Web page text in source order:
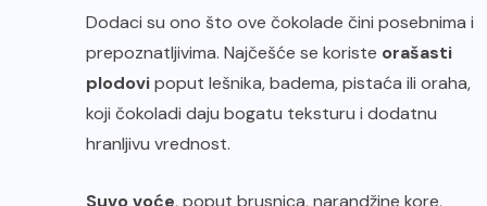
Dodaci su ono što ove čokolade čini posebnima i
prepoznatljivima. Najčešće se koriste orašasti
plodovipoput lešnika, badema, pistaća ili oraha,
koji čokoladi daju bogatu teksturu i dodatnu
hranljivu vrednost.
Suvo voće, poput brusnica, narandžine kore,